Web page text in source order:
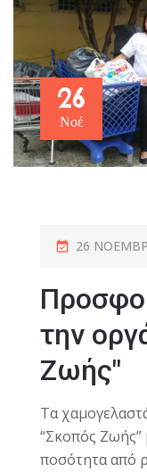
26
Νοέ
26
την
Ζωής"
Τα
“Σκοπός Ζωής”
ποσότητα από